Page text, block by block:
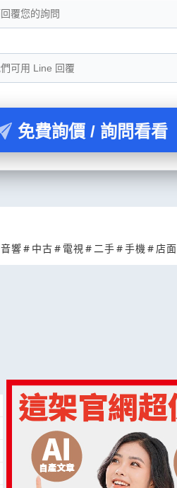
免費詢價 / 詢問看看
音響# 中古# 電視#二手#手機# 店面